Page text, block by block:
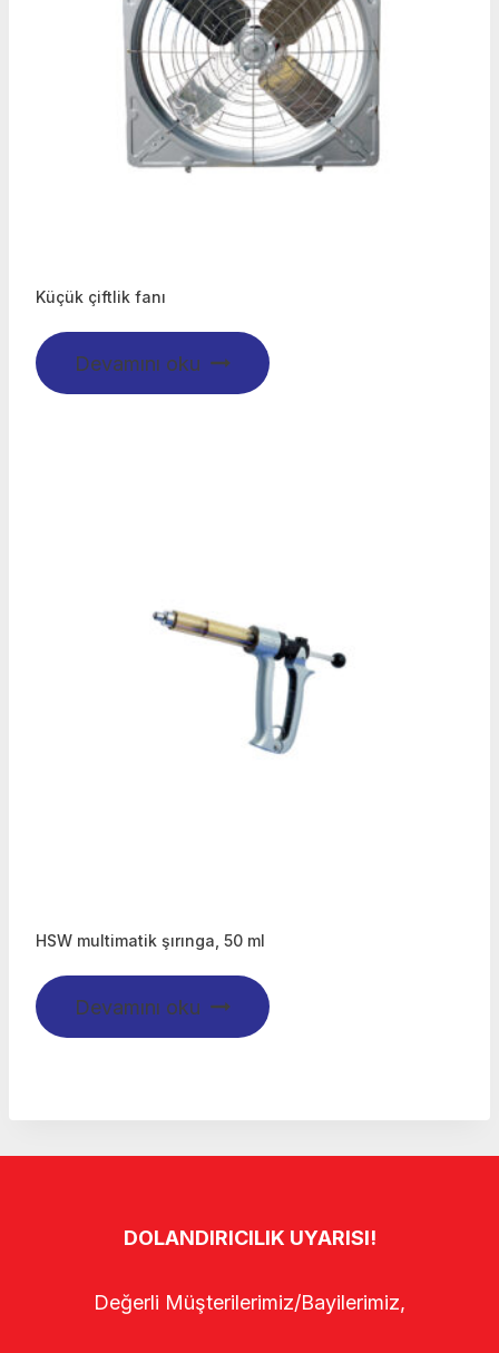
Küçük çiftlik fanı
Devamını oku
HSW multimatik şırınga, 50 ml
Devamını oku
DOLANDIRICILIK UYARISI!
Değerli Müşterilerimiz/Bayilerimiz,